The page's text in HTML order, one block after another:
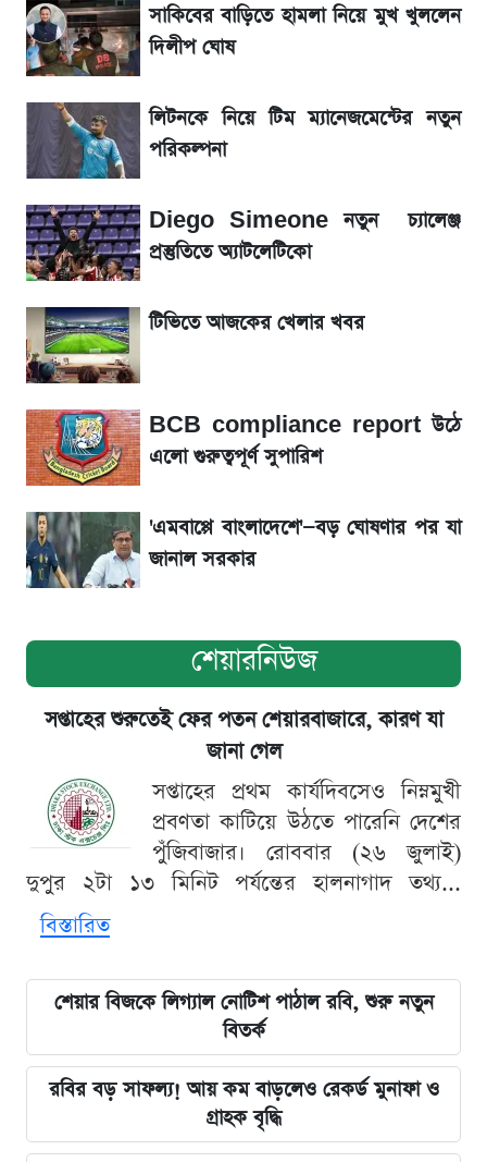
আগামীকালই স্পষ্ট হবে এসএসসি ফল প্রকাশের
তারিখ
তাপমাত্রা নিয়ে নতুন পূর্বাভাস দিল আবহাওয়া অফিস
৬ আগস্ট দেশের বাজারে স্বর্ণের দাম
রবির বড় সাফল্য! আয় কম বাড়লেও রেকর্ড মুনাফা ও
গ্রাহক বৃদ্ধি
শেয়ার বিজকে লিগ্যাল নোটিশ পাঠাল রবি, শুরু নতুন
বিতর্ক
সৌদিতে বাংলাদেশিদের আকামা নবায়নে বদলে গেল
নিয়ম
সাকিবের বাড়িতে হামলা নিয়ে মুখ খুললেন
দিলীপ ঘোষ
লিটনকে নিয়ে টিম ম্যানেজমেন্টের নতুন
পরিকল্পনা
Diego Simeone নতুন চ্যালেঞ্জ
প্রস্তুতিতে অ্যাটলেটিকো
টিভিতে আজকের খেলার খবর
BCB compliance report উঠে
এলো গুরুত্বপূর্ণ সুপারিশ
'এমবাপ্পে বাংলাদেশে'—বড় ঘোষণার পর যা
জানাল সরকার
শেয়ারনিউজ
সপ্তাহের শুরুতেই ফের পতন শেয়ারবাজারে, কারণ যা
জানা গেল
সপ্তাহের প্রথম কার্যদিবসেও নিম্নমুখী
প্রবণতা কাটিয়ে উঠতে পারেনি দেশের
পুঁজিবাজার। রোববার (২৬ জুলাই)
দুপুর ২টা ১৩ মিনিট পর্যন্তের হালনাগাদ তথ্য...
বিস্তারিত
শেয়ার বিজকে লিগ্যাল নোটিশ পাঠাল রবি, শুরু নতুন
বিতর্ক
রবির বড় সাফল্য! আয় কম বাড়লেও রেকর্ড মুনাফা ও
গ্রাহক বৃদ্ধি